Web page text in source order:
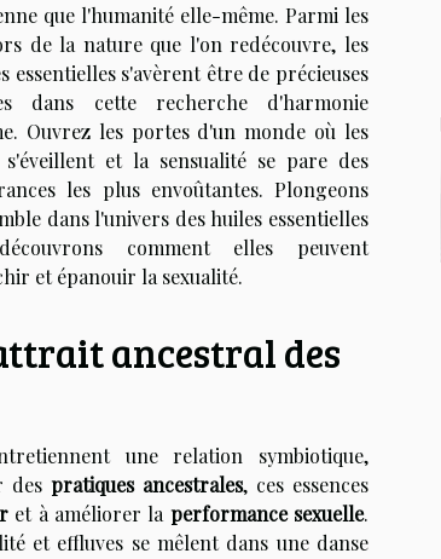
que l'humanité elle-même. Parmi les
de la nature que l'on redécouvre, les
essentielles s'avèrent être de précieuses
dans cette recherche d'harmonie
Ouvrez les portes d'un monde où les
s'éveillent et la sensualité se pare des
les plus envoûtantes. Plongeons
dans l'univers des huiles essentielles
comment elles peuvent
et épanouir la sexualité.
ancestral des
une relation symbiotique,
despratiques ancestrales, ces essences
et à améliorer la performance sexuelle.
et effluves se mêlent dans une danse